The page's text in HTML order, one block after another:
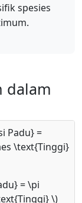
spesies
dalam
Padu} =
\text{Tinggi}
= \pi
\)